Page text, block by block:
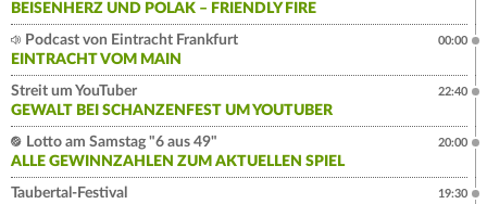
BEISENHERZ UND POLAK – FRIENDLY FIRE
Podcast von Eintracht Frankfurt
EINTRACHT VOM MAIN
00:00
Streit um YouTuber
GEWALT BEI SCHANZENFEST UM YOUTUBER
22:40
Lotto am Samstag "6 aus 49"
ALLE GEWINNZAHLEN ZUM AKTUELLEN SPIEL
20:00
Taubertal-Festival
19:30